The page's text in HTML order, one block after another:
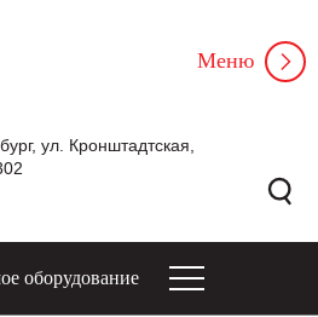
ул. Кронштадтская,
Меню
оборудование